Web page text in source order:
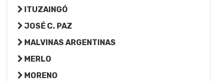
ITUZAINGÓ
JOSÉ C. PAZ
MALVINAS ARGENTINAS
MERLO
MORENO